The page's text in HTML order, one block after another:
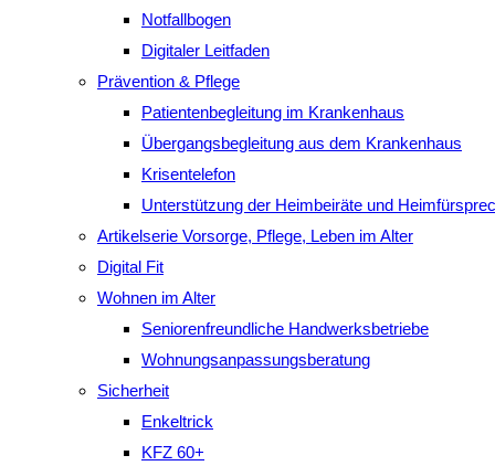
Notfallbogen
Digitaler Leitfaden
Prävention & Pflege
Patientenbegleitung im Krankenhaus
Übergangsbegleitung aus dem Krankenhaus
Krisentelefon
Unterstützung der Heimbeiräte und
Artikelserie Vorsorge, Pflege, Leben im Alter
Digital Fit
Wohnen im Alter
Seniorenfreundliche Handwerksbetriebe
Wohnungsanpassungsberatung
Sicherheit
Enkeltrick
KFZ 60+